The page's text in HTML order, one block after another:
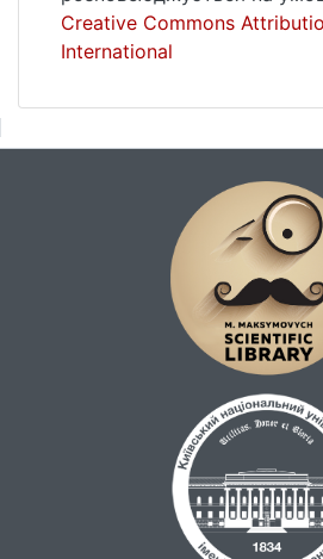
Creative Commons
International